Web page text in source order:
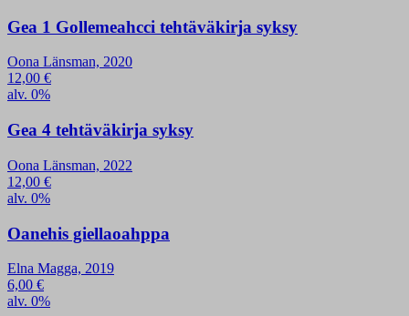
Gea 1 Gollemeahcci tehtäväkirja syksy
Oona Länsman, 2020
12,00 €
alv. 0%
Gea 4 tehtäväkirja syksy
Oona Länsman, 2022
12,00 €
alv. 0%
Oanehis giellaoahppa
Elna Magga, 2019
6,00 €
alv. 0%